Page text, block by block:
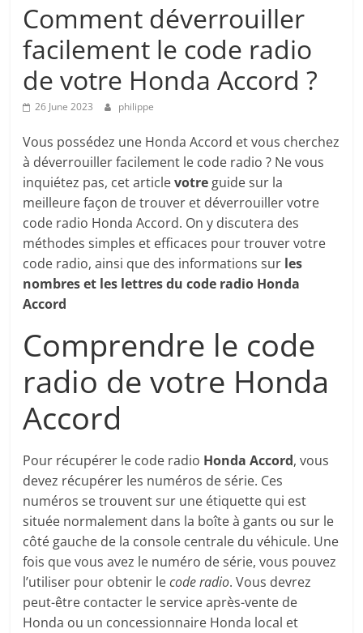
Comment déverrouiller
facilement le code radio
de votre Honda Accord ?
26 June 2023 philippe
Vous possédez une Honda Accord et vous cherchez
à déverrouiller facilement le code radio ? Ne vous
inquiétez pas, cet articlevotre guide sur la
meilleure façon de trouver et déverrouiller votre
code radio Honda Accord. On y discutera des
méthodes simples et efficaces pour trouver votre
code radio, ainsi que des informations sur les
nombres et les lettres du code radio Honda
Accord
Comprendre le code
radio de votre Honda
Accord
Pour récupérer le code radio Honda Accord, vous
devez récupérer les numéros de série. Ces
numéros se trouvent sur une étiquette qui est
située normalement dans la boîte à gants ou sur le
côté gauche de la console centrale du véhicule. Une
fois que vous avez le numéro de série, vous pouvez
l’utiliser pour obtenir lecode radio. Vous devrez
peut-être contacter le service après-vente de
Honda ou un concessionnaire Honda local et